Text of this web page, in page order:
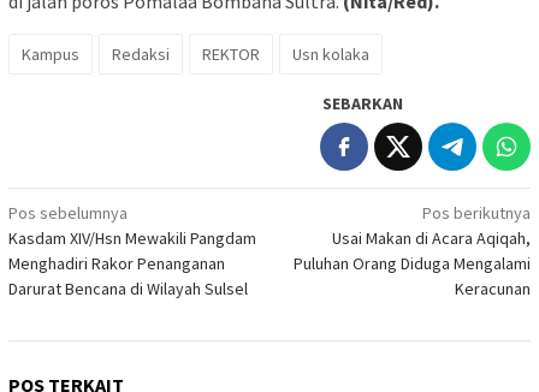
Kampus Redaksi REKTOR Usn kolaka
SEBARKAN
Navigasi
pos
Pos sebelumnya
Kasdam XIV/Hsn Mewakili Pangdam
Menghadiri Rakor Penanganan
Darurat Bencana di Wilayah Sulsel
Pos berikutnya
Usai Makan di Acara Aqiqah,
Puluhan Orang Diduga Mengalami
Keracunan
POS TERKAIT